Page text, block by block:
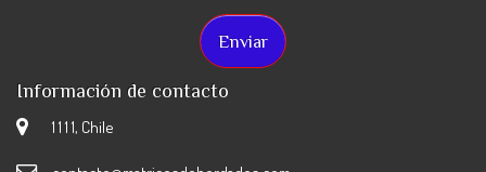
Información de contacto
1 1 1 1, Chile